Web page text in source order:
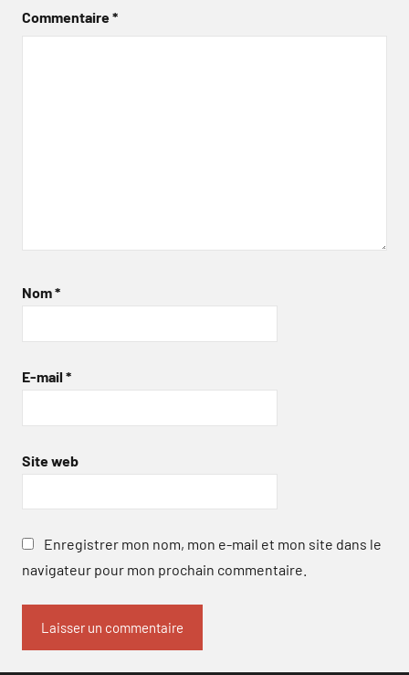
Commentaire*
Nom*
E-mail *
Site web
Enregistrer mon nom, mon e-mail et mon site dans le
navigateur pour mon prochain commentaire.